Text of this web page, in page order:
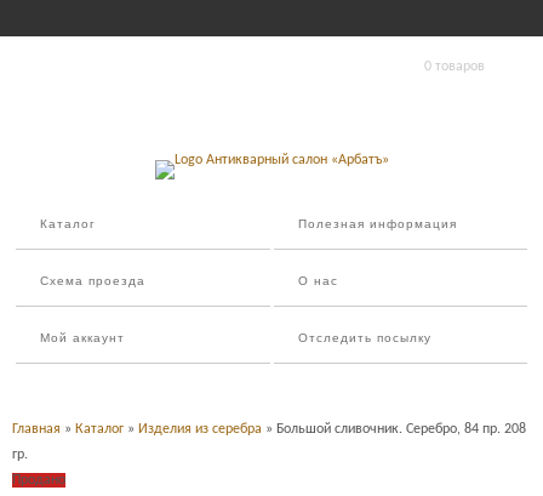
0 товаров
Каталог Полезная информация
Схема проезда О нас
Мой аккаунт Отследить посылку
Главная » Каталог » Изделия из серебра » Большой сливочник. Серебро, 84 пр. 208
гр.
Продано